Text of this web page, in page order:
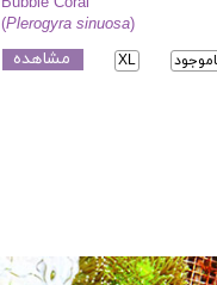
(Plerogyra sinuosa)
XL مشاهده